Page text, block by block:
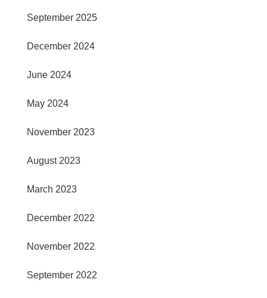
September 2025
December 2024
June 2024
May 2024
November 2023
August 2023
March 2023
December 2022
November 2022
September 2022